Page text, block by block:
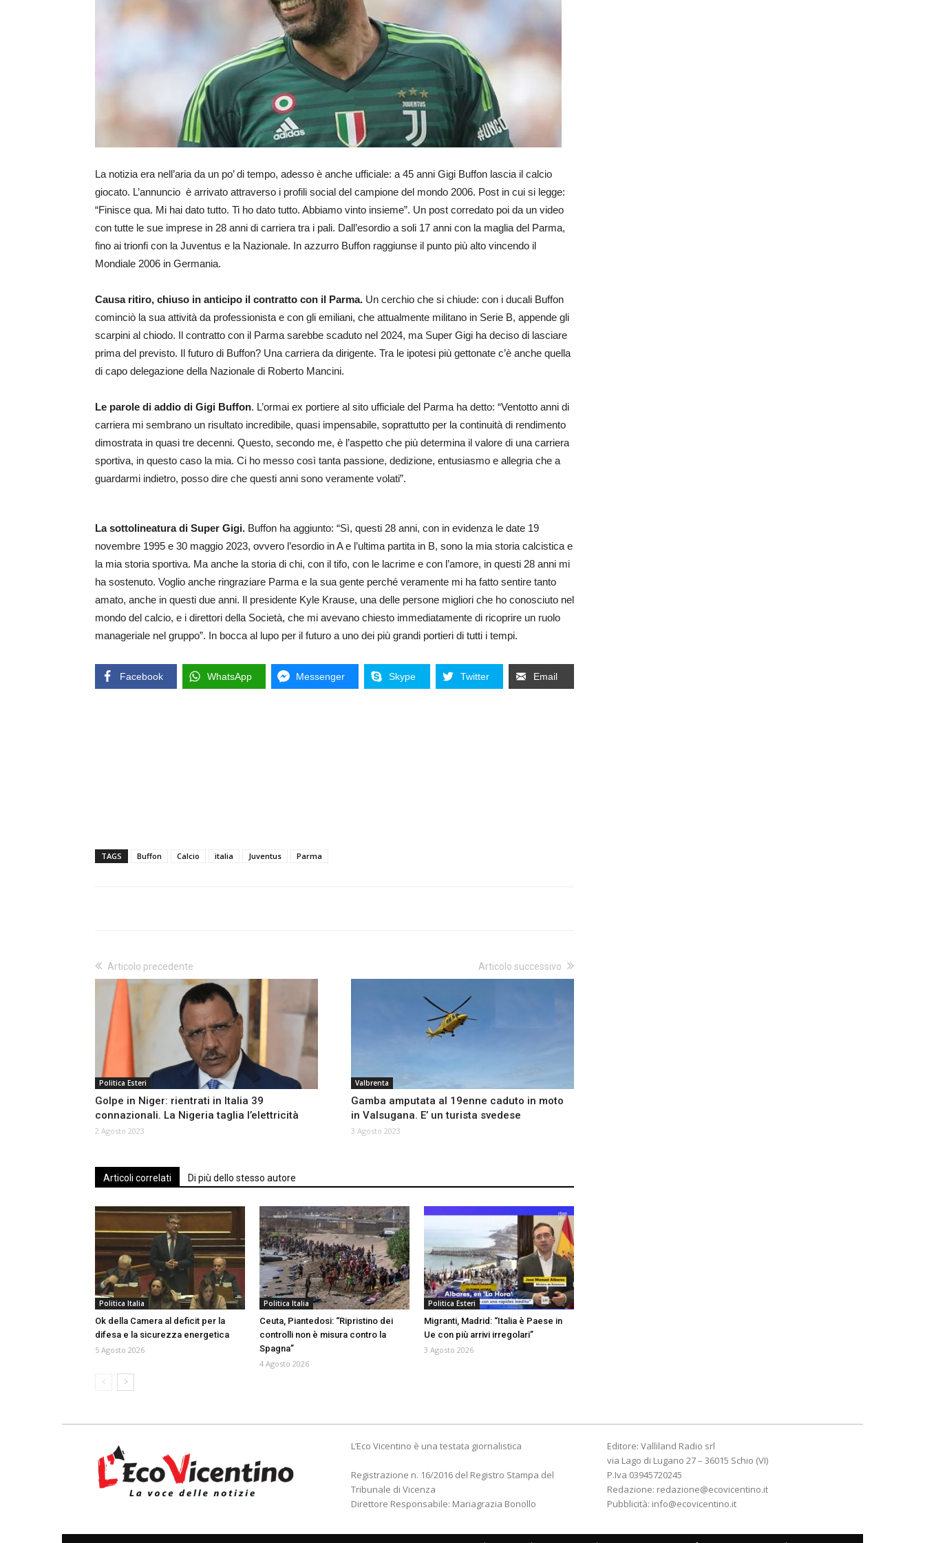
La notizia era nell’aria da un po’ di tempo, adesso è anche ufficiale: a 45 anni Gigi Buffon lascia il calcio
giocato. L’annuncio è arrivato attraverso i profili social del campione del mondo 2006. Post in cui si legge:
“Finisce qua. Mi hai dato tutto. Ti ho dato tutto. Abbiamo vinto insieme”. Un post corredato poi da un video
con tutte le sue imprese in 28 anni di carriera tra i pali. Dall’esordio a soli 17 anni con la maglia del Parma,
fino ai trionfi con la Juventus e la Nazionale. In azzurro Buffon raggiunse il punto più alto vincendo il
Mondiale 2006 in Germania.
Causa ritiro, chiuso in anticipo il contratto con il Parma. Un cerchio che si chiude: con i ducali Buffon
cominciò la sua attività da professionista e con gli emiliani, che attualmente militano in Serie B, appende gli
scarpini al chiodo. Il contratto con il Parma sarebbe scaduto nel 2024, ma Super Gigi ha deciso di lasciare
prima del previsto. Il futuro di Buffon? Una carriera da dirigente. Tra le ipotesi più gettonate c’è anche quella
di capo delegazione della Nazionale di Roberto Mancini.
Le parole di addio di Gigi Buffon. L’ormai ex portiere al sito ufficiale del Parma ha detto: “Ventotto anni di
carriera mi sembrano un risultato incredibile, quasi impensabile, soprattutto per la continuità di rendimento
dimostrata in quasi tre decenni. Questo, secondo me, è l’aspetto che più determina il valore di una carriera
sportiva, in questo caso la mia. Ci ho messo così tanta passione, dedizione, entusiasmo e allegria che a
guardarmi indietro, posso dire che questi anni sono veramente volati”.
La sottolineatura di Super Gigi. Buffon ha aggiunto: “Sì, questi 28 anni, con in evidenza le date 19
novembre 1995 e 30 maggio 2023, ovvero l’esordio in A e l’ultima partita in B, sono la mia storia calcistica e
la mia storia sportiva. Ma anche la storia di chi, con il tifo, con le lacrime e con l’amore, in questi 28 anni mi
ha sostenuto. Voglio anche ringraziare Parma e la sua gente perché veramente mi ha fatto sentire tanto
amato, anche in questi due anni. Il presidente Kyle Krause, una delle persone migliori che ho conosciuto nel
mondo del calcio, e i direttori della Società, che mi avevano chiesto immediatamente di ricoprire un ruolo
manageriale nel gruppo”. In bocca al lupo per il futuro a uno dei più grandi portieri di tutti i tempi.
Facebook WhatsApp Messenger Skype Twitter Email
TAGS Buffon Calcio italia Juventus Parma
Articolo precedente
Politica Esteri
Golpe in Niger: rientrati in Italia 39
connazionali. La Nigeria taglia l’elettricità
2 Agosto 2023
Articolo successivo
Valbrenta
Gamba amputata al 19enne caduto in moto
in Valsugana. E’ un turista svedese
3 Agosto 2023
Articoli correlati Di più dello stesso autore
Politica Italia
Ok della Camera al deficit per la
difesa e la sicurezza energetica
5 Agosto 2026
Politica Italia
Ceuta, Piantedosi: “Ripristino dei
controlli non è misura contro la
Spagna”
4 Agosto 2026
Politica Esteri
Migranti, Madrid: “Italia è Paese in
Ue con più arrivi irregolari”
3 Agosto 2026
L’Eco Vicentino è una testata giornalistica
Registrazione n. 16/2016 del Registro Stampa del
Tribunale di Vicenza
Direttore Responsabile: Mariagrazia Bonollo
Editore: Valliland Radio srl
via Lago di Lugano 27 – 36015 Schio (VI)
P.Iva 03945720245
Redazione: redazione@ecovicentino.it
Pubblicità: info@ecovicentino.it